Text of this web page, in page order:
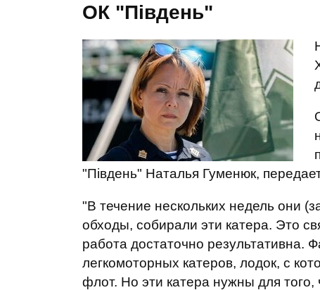
ОК "Південь"
"Південь" Наталья Гуменюк,
"В течение нескольких недель они
обходы, собирали эти катера. Это
работа достаточно результативна.
легкомоторных катеров, лодок, с
флот. Но эти катера нужны для